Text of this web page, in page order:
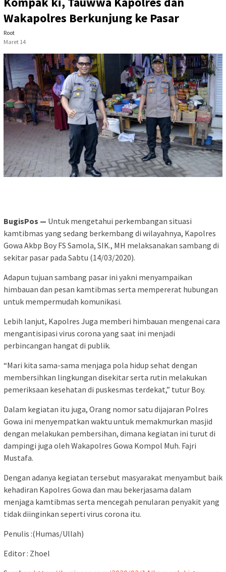
Wakapolres Berkunjung ke Pasar
Root
Maret 14
BugisPos — Untuk mengetahui perkembangan situasi
kamtibmas yang sedang berkembang di wilayahnya, Kapolres
Gowa Akbp Boy FS Samola, SIK., MH melaksanakan sambang di
sekitar pasar pada Sabtu (14/03/2020).
Adapun tujuan sambang pasar ini yakni menyampaikan
himbauan dan pesan kamtibmas serta mempererat hubungan
untuk mempermudah komunikasi.
Lebih lanjut, Kapolres Juga memberi himbauan mengenai cara
mengantisipasi virus corona yang saat ini menjadi
perbincangan hangat di publik.
“Mari kita sama-sama menjaga pola hidup sehat dengan
membersihkan lingkungan disekitar serta rutin melakukan
pemeriksaan kesehatan di puskesmas terdekat,” tutur Boy.
Dalam kegiatan itu juga, Orang nomor satu dijajaran Polres
Gowa ini menyempatkan waktu untuk memakmurkan masjid
dengan melakukan pembersihan, dimana kegiatan ini turut di
dampingi juga oleh Wakapolres Gowa Kompol Muh. Fajri
Mustafa.
Dengan adanya kegiatan tersebut masyarakat menyambut baik
kehadiran Kapolres Gowa dan mau bekerjasama dalam
menjaga kamtibmas serta mencegah penularan penyakit yang
tidak diinginkan seperti virus corona itu.
Penulis :(Humas/Ullah)
Editor : Zhoel